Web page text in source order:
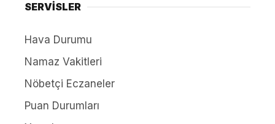
SERVİSLER
Hava Durumu
Namaz Vakitleri
Nöbetçi Eczaneler
Puan Durumları